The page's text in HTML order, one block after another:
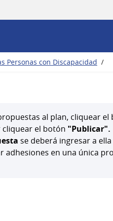
Personas con Discapacidad /
al plan, cliquear
cliquear el botón "Publicar".
se deberá ingresar a
adhesiones en una única